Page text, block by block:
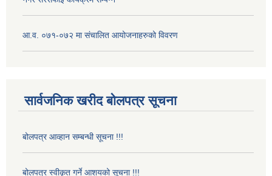
आ.व. ०७१-०७२ मा संचालित आयोजनाहरुको विवरण
सार्वजनिक खरीद बोलपत्र सूचना
बोलपत्र आव्हान सम्बन्धी सूचना !!!
बोलपत्र स्वीकृत गर्ने आशयको सूचना !!!